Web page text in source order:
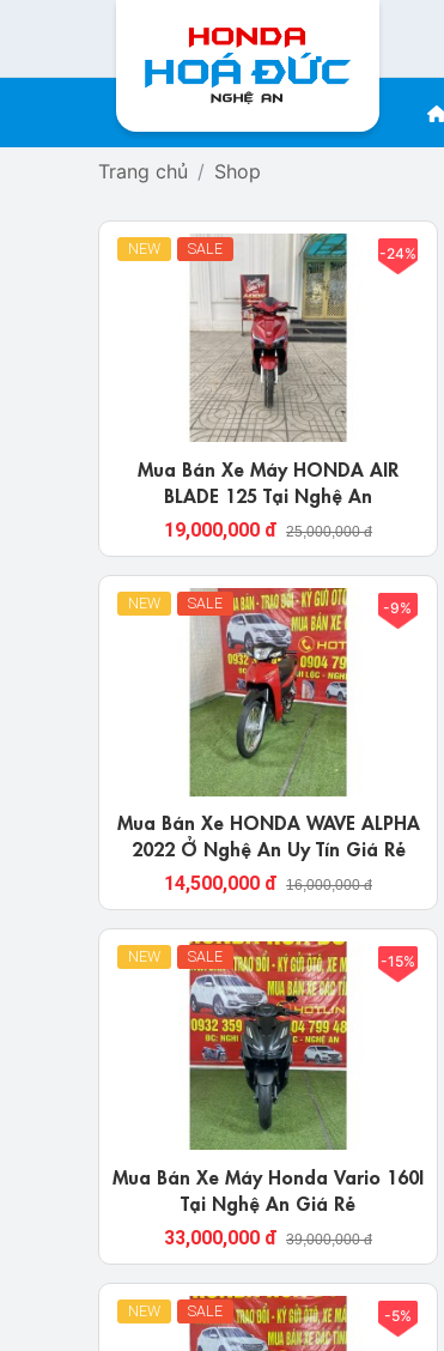
Trang chủ Shop
NEW SALE -24%
Mua Bán Xe Máy HONDA AIR
BLADE 125 Tại Nghệ An
19,000,000 đ 25,000,000 đ
NEW SALE -9%
Mua Bán Xe HONDA WAVE ALPHA
2022 Ở Nghệ An Uy Tín Giá Rẻ
14,500,000 đ 16,000,000 đ
NEW SALE -15%
Mua Bán Xe Máy Honda Vario 160I
Tại Nghệ An Giá Rẻ
33,000,000 đ 39,000,000 đ
NEW SALE -5%